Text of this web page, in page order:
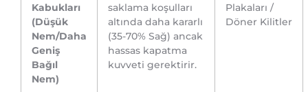
Kabukları
(Düşük
Nem/Daha
Geniş
Bağıl
Nem)
saklama koşulları
altında daha kararlı
(35-70% Sağ) ancak
hassas kapatma
kuvveti gerektirir.
Plakaları /
Döner Kilitler